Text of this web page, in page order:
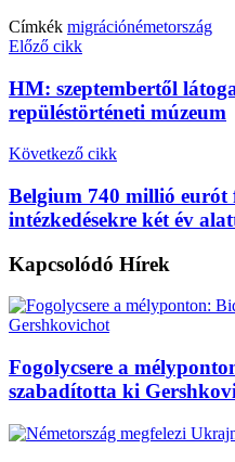
Címkék migrációnémetország
Előző cikk
HM: szeptembertől
repüléstörténeti múzeum
Következő cikk
Belgium 740 millió
intézkedésekre két év
Kapcsolódó Hírek
Fogolycsere a
szabadította ki